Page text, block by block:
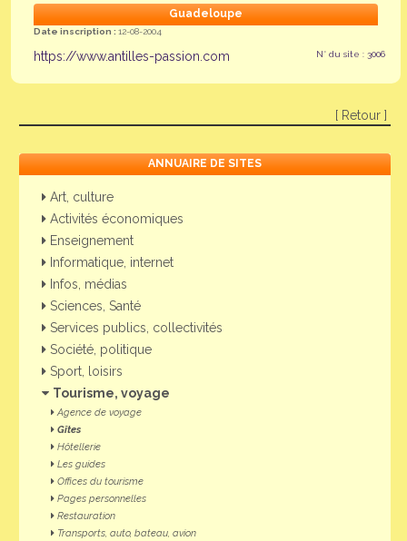
Guadeloupe
Date inscription : 12-08-2004
N° du site : 3006
https://www.antilles-passion.com
[ Retour ]
ANNUAIRE DE SITES
Art, culture
Activités économiques
Enseignement
Informatique, internet
Infos, médias
Sciences, Santé
Services publics, collectivités
Société, politique
Sport, loisirs
Tourisme, voyage
Agence de voyage
Gîtes
Hôtellerie
Les guides
Offices du tourisme
Pages personnelles
Restauration
Transports, auto, bateau, avion